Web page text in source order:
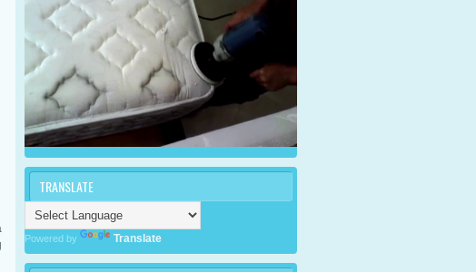
TRANSLATE
Powered by Translate